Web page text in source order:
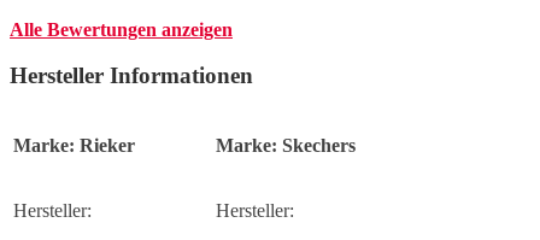
Alle Bewertungen anzeigen
Hersteller Informationen
Marke: Rieker Marke: Skechers
Hersteller:
Hersteller: